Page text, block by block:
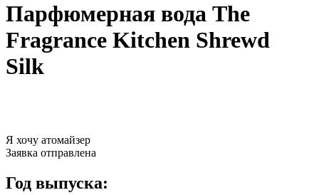
Парфюмерная вода The
Fragrance Kitchen Shrewd
Silk
Я хочу атомайзер
Заявка отправлена
Год выпуска: